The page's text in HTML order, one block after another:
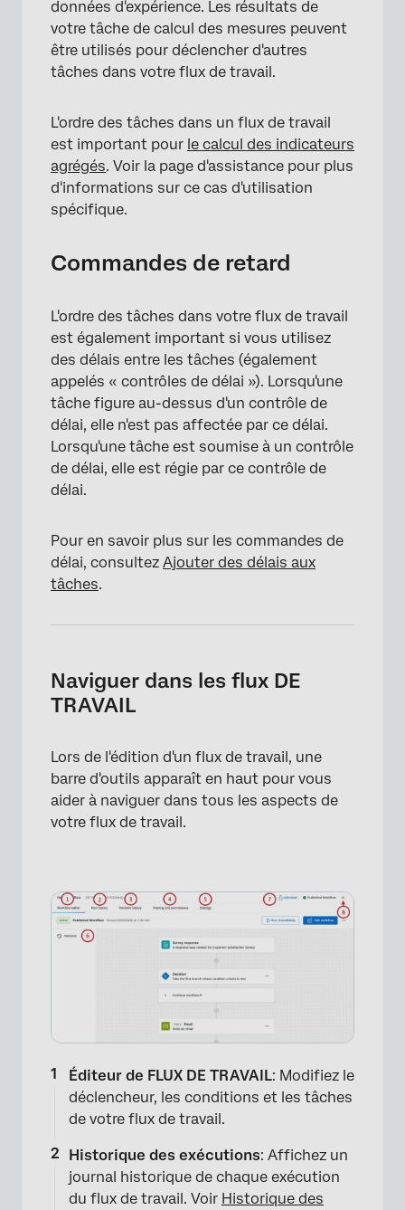
données d'expérience. Les résultats de
votre tâche de calcul des mesures peuvent
être utilisés pour déclencher d'autres
tâches dans votre flux de travail.
L'ordre des tâches dans un flux de travail
est important pour le calcul des indicateurs
agrégés. Voir la page d'assistance pour plus
d'informations sur ce cas d'utilisation
spécifique.
Commandes de retard
L'ordre des tâches dans votre flux de travail
est également important si vous utilisez
des délais entre les tâches (également
appelés « contrôles de délai »). Lorsqu'une
tâche figure au-dessus d'un contrôle de
délai, elle n'est pas affectée par ce délai.
Lorsqu'une tâche est soumise à un contrôle
de délai, elle est régie par ce contrôle de
délai.
Pour en savoir plus sur les commandes de
délai, consultez Ajouter des délais aux
tâches.
Naviguer dans les flux DE
TRAVAIL
Lors de l'édition d'un flux de travail, une
barre d'outils apparaît en haut pour vous
aider à naviguer dans tous les aspects de
votre flux de travail.
Éditeur de FLUX DE TRAVAIL: Modifiez le
déclencheur, les conditions et les tâches
de votre flux de travail.
Historique des exécutions: Affichez un
journal historique de chaque exécution
du flux de travail. Voir Historique des